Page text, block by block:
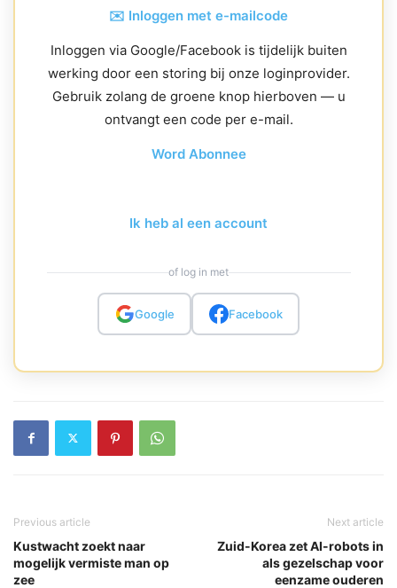
✉️ Inloggen met e-mailcode
Inloggen via Google/Facebook is tijdelijk buiten
werking door een storing bij onze loginprovider.
Gebruik zolang de groene knop hierboven — u
ontvangt een code per e-mail.
Word Abonnee
Ik heb al een account
of log in met
Google Facebook
Previous article
Kustwacht zoekt naar
mogelijk vermiste man op
zee
Next article
Zuid-Korea zet AI-robots in
als gezelschap voor
eenzame ouderen